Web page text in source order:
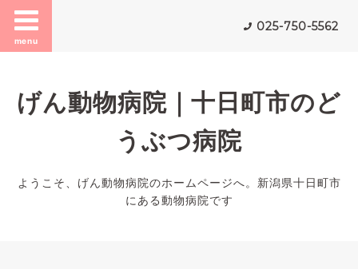
menu
025-750-5562
げん動物病院｜十日町市のど
うぶつ病院
ようこそ、げん動物病院のホームページへ。新潟県十日町市
にある動物病院です